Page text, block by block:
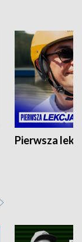
Pierwsza